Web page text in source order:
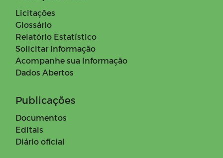
Licitações
Glossário
Relatório Estatístico
Solicitar Informação
Acompanhe sua Informação
Dados Abertos
Publicações
Documentos
Editais
Diário oficial